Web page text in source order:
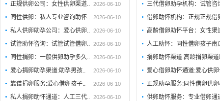
正规供卵公司：女性供卵渠道.. 2026-06-10
同性供卵：私人专业咨询助怀.. 2026-06-10
私人供卵助孕公司：爱心供卵.. 2026-06-10
试管助怀咨询：试管试管借卵.. 2026-06-10
同性捐卵：一般供卵助孕多久.. 2026-06-10
爱心捐卵助孕渠道:助孕男孩.. 2026-06-10
靠谱捐卵服务:爱心借卵孩子.. 2026-06-10
私人捐卵助怀通道：人工三代.. 2026-06-10
三代借卵助孕机构：试管
借卵助怀机构：正规正规
高龄借卵助怀平台：女性
人工助怀：同性借卵孩子南
捐卵助怀渠道:高龄捐卵渠
爱心借卵助怀通道:爱心供
正规助孕服务:同性借卵供
供卵助怀服务：专业借卵